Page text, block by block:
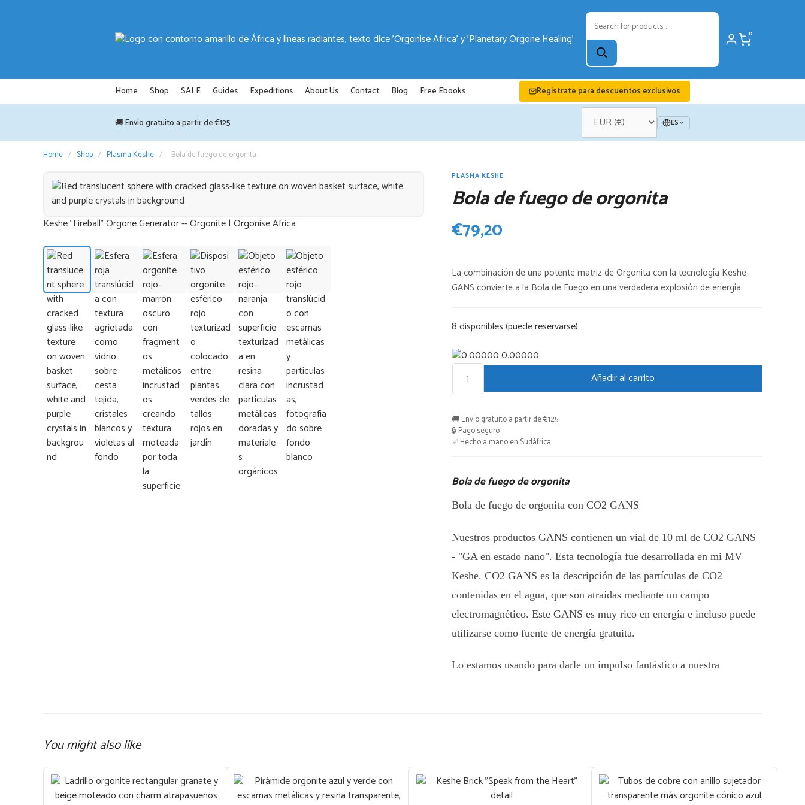
Búsqueda
de
productos
0
Home Shop SALE Guides Expeditions About Us Contact Blog Free Ebooks Regístrate para descuentos exclusivos
🚚 Envío gratuito a partir de €125 ES
Home / Shop / Plasma Keshe / Bola de fuego de orgonita
Keshe "Fireball" Orgone Generator -- Orgonite | Orgonise Africa
PLASMA KESHE
Bola de fuego de orgonita
€79,20
La combinación de una potente matriz de Orgonita con la tecnología Keshe
GANS convierte a la Bola de Fuego en una verdadera explosión de energía.
8 disponibles (puede reservarse)
0.00000
Bola
de
fuego
de
orgonita
Añadir al carrito
🚚 Envío gratuito a partir de €125
🔒 Pago seguro
✅ Hecho a mano en Sudáfrica
Bola de fuego de orgonita
Bola de fuego de orgonita con CO2 GANS
Nuestros productos GANS contienen un vial de 10 ml de CO2 GANS
- "GA en estado nano". Esta tecnología fue desarrollada en mi MV
Keshe. CO2 GANS es la descripción de las partículas de CO2
contenidas en el agua, que son atraídas mediante un campo
electromagnético. Este GANS es muy rico en energía e incluso puede
utilizarse como fuente de energía gratuita.
Lo estamos usando para darle un impulso fantástico a nuestra
La bola de fuego de orgonita se adapta muy cómodamente a la mano
You might also like
Este
producto